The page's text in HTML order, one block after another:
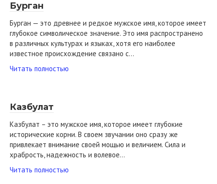
Бурган
Бурган — это древнее и редкое мужское имя, которое имеет
глубокое символическое значение. Это имя распространено
в различных культурах и языках, хотя его наиболее
известное происхождение связано с…
Читать полностью
Казбулат
Казбулат – это мужское имя, которое имеет глубокие
исторические корни. В своем звучании оно сразу же
привлекает внимание своей мощью и величием. Сила и
храбрость, надежность и волевое…
Читать полностью